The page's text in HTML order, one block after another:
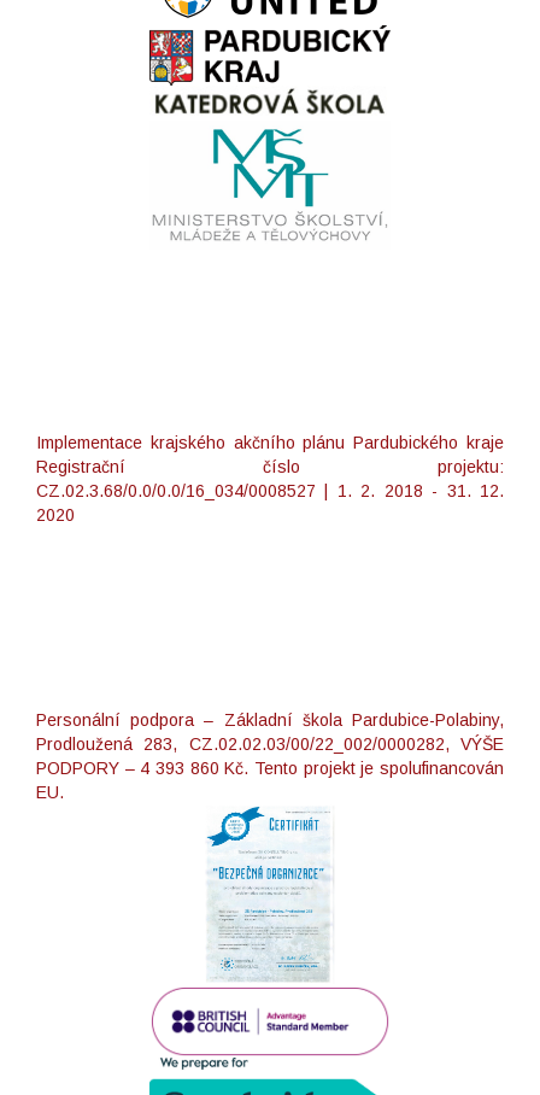
Implementace krajského akčního plánu Pardubického kraje
Registrační číslo projektu:
CZ.02.3.68/0.0/0.0/16_034/0008527 | 1. 2. 2018 - 31. 12.
2020
Personální podpora – Základní škola Pardubice-Polabiny,
Prodloužená 283, CZ.02.02.03/00/22_002/0000282, VÝŠE
PODPORY – 4 393 860 Kč. Tento projekt je spolufinancován
EU.